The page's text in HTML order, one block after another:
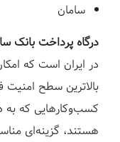
سامان
درگاه پرداخت بانک
در ایران است که
بالاترین سطح امنیت
کسب‌وکارهایی که به
هستند، گزینه‌ای